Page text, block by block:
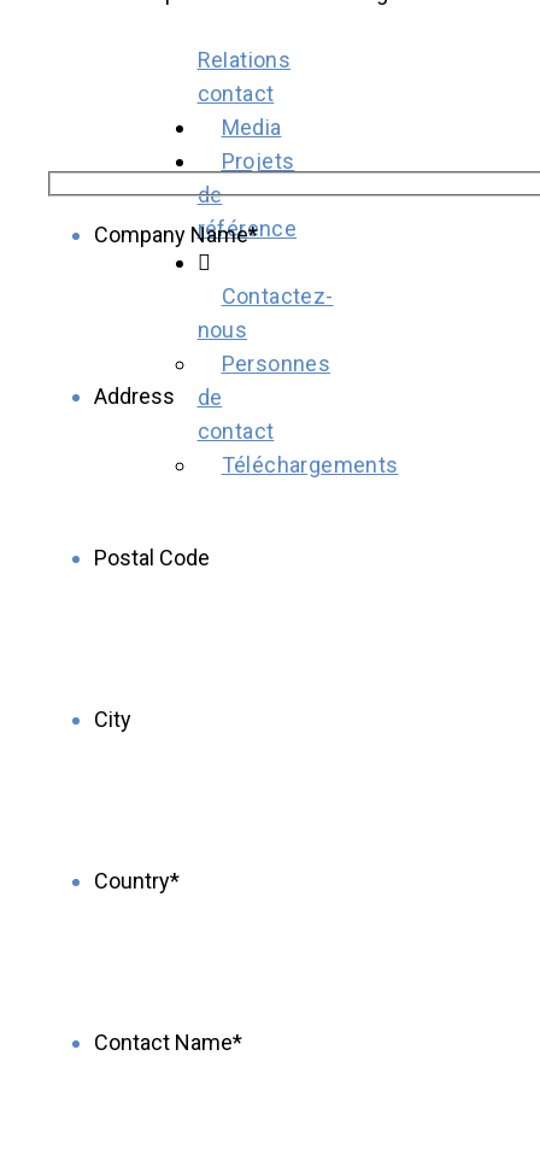
Relations
contact
Media
Projets
de
référence
Contactez-
nous
Personnes
de
contact
Téléchargements